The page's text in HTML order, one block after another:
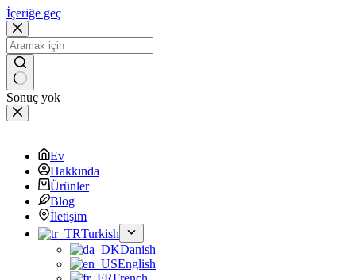
İçeriğe geç
Sonuç yok
Ev
Hakkında
Ürünler
Blog
İletişim
Turkish
Danish
English